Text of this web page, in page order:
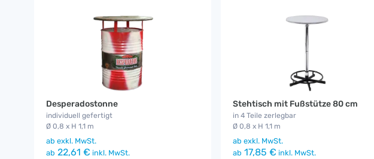
Desperadostonne
individuell gefertigt
Ø 0,8 x H 1,1 m
ab exkl. MwSt.
ab 22,61 € inkl. MwSt.
Stehtisch mit Fußstütze 80 cm
in 4 Teile zerlegbar
Ø 0,8 x H 1,1 m
ab exkl. MwSt.
ab 17,85 € inkl. MwSt.